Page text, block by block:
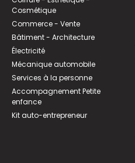
Cosmétique
Commerce - Vente
Bâtiment - Architecture
Électricité
Mécanique automobile
Services à la personne
Accompagnement Petite
enfance
Kit auto-entrepreneur